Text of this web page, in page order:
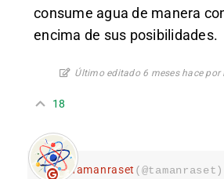
consume agua de manera
encima de sus posibilidades.
Último editado 6 meses hace por
18
Tamanraset (@tamanraset)